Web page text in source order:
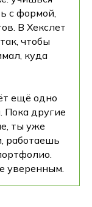
с формой,
В Хекслет
чтобы
куда
ещё одно
другие
ты уже
работаешь
уверенным.